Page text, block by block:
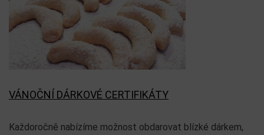
VÁNOČNÍ DÁRKOVÉ CERTIFIKÁTY
Každoročně nabízíme možnost obdarovat blízké dárkem,